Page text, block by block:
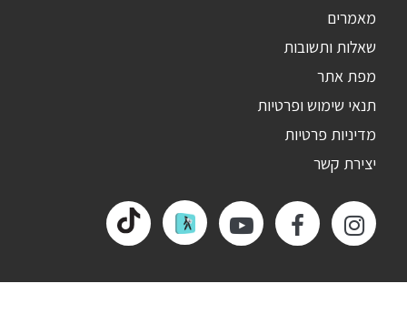
מאמרים
שאלות ותשובות
מפת אתר
תנאי שימוש ופרטיות
מדיניות פרטיות
יצירת קשר